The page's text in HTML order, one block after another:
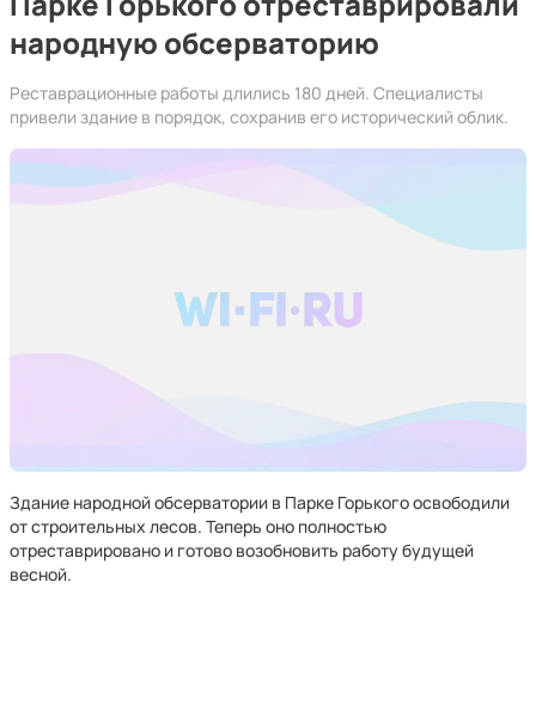
народную обсерваторию
Реставрационные работы длились 180 дней. Специалисты
привели здание в порядок, сохранив его исторический облик.
Здание народной обсерватории в Парке Горького освободили
от строительных лесов. Теперь оно полностью
отреставрировано и готово возобновить работу будущей
весной.